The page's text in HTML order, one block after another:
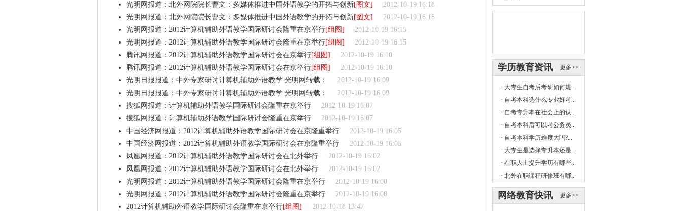
光明网报道：北外网院院长曹文：多媒体推进中国外语教学的开拓与创新[图文]
2012-10-19 16:18
光明网报道：北外网院院长曹文：多媒体推进中国外语教学的开拓与创新[图文]
2012-10-19 16:18
光明网报道：2012计算机辅助外语教学国际研讨会隆重在京举行[组图]
2012-10-19 16:15
光明网报道：2012计算机辅助外语教学国际研讨会隆重在京举行[组图]
2012-10-19 16:15
腾讯网报道：2012计算机辅助外语教学国际研讨会在京举行[组图]
2012-10-19 16:10
腾讯网报道：2012计算机辅助外语教学国际研讨会在京举行[组图]
2012-10-19 16:10
光明日报报道：中外专家研讨计算机辅助外语教学 光明网转载：
2012-10-19 16:09
光明日报报道：中外专家研讨计算机辅助外语教学 光明网转载：
2012-10-19 16:09
搜狐网报道：计算机辅助外语教学国际研讨会隆重在京举行
2012-10-19 16:07
搜狐网报道：计算机辅助外语教学国际研讨会隆重在京举行
2012-10-19 16:07
中国经济网报道：2012计算机辅助外语教学国际研讨会在京隆重举行
2012-10-19 16:05
中国经济网报道：2012计算机辅助外语教学国际研讨会在京隆重举行
2012-10-19 16:05
凤凰网报道：2012计算机辅助外语教学国际研讨会在北外举行
2012-10-19 16:02
凤凰网报道：2012计算机辅助外语教学国际研讨会在北外举行
2012-10-19 16:02
光明网报道：2012计算机辅助外语教学国际研讨会隆重在京举行
2012-10-19 16:00
光明网报道：2012计算机辅助外语教学国际研讨会隆重在京举行
2012-10-19 16:00
2012计算机辅助外语教学国际研讨会隆重在京举行[组图]
2012-10-18 13:47
更多>>
学历教育资讯
· 大专生自考后考研如何规...
· 自考本科选什么专业好考...
· 自考专升本在社会上的认...
· 自考本科后可以考公务员...
· 自考本科学历难度大吗?...
· 大专生是选择专升本还是...
· 在职人士提升学历有哪些...
· 北外在职课程研修班有哪...
更多>>
网络教育快讯